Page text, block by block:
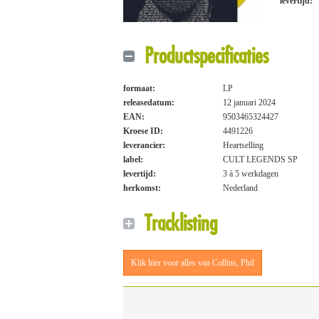
Productspecificaties
formaat:
LP
releasedatum:
12 januari 2024
EAN:
9503465324427
Kroese ID:
4491226
leverancier:
Heartselling
label:
CULT LEGENDS SP
levertijd:
3 à 5 werkdagen
herkomst:
Nederland
Tracklisting
Klik hier voor alles van Collins, Phil